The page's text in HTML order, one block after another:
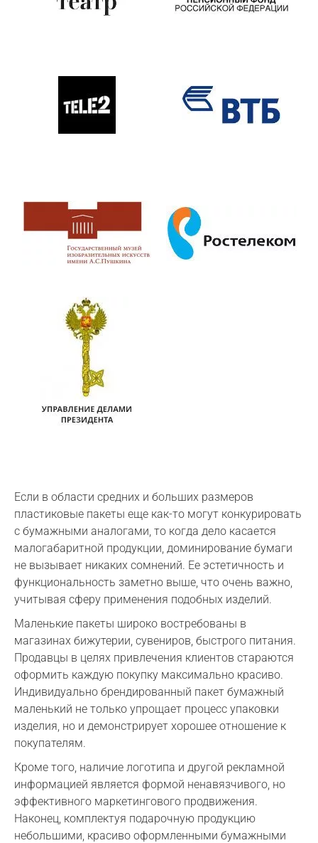
Если в области средних и больших размеров
пластиковые пакеты еще как-то могут конкурировать
с бумажными аналогами, то когда дело касается
малогабаритной продукции, доминирование бумаги
не вызывает никаких сомнений. Ее эстетичность и
функциональность заметно выше, что очень важно,
учитывая сферу применения подобных изделий.
Маленькие пакеты широко востребованы в
магазинах бижутерии, сувениров, быстрого питания.
Продавцы в целях привлечения клиентов стараются
оформить каждую покупку максимально красиво.
Индивидуально брендированный пакет бумажный
маленький не только упрощает процесс упаковки
изделия, но и демонстрирует хорошее отношение к
покупателям.
Кроме того, наличие логотипа и другой рекламной
информацией является формой ненавязчивого, но
эффективного маркетингового продвижения.
Наконец, комплектуя подарочную продукцию
небольшими, красиво оформленными бумажными